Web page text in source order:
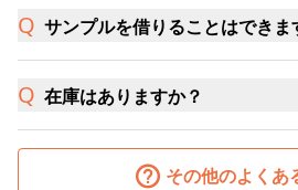
サンプルを借りることはできま
在庫はありますか？
その他のよくあ